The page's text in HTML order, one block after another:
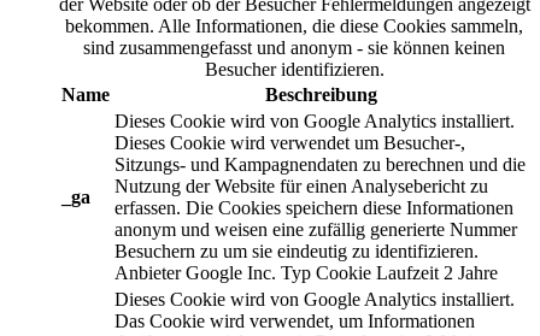
bekommen. Alle Informationen, die diese Cookies sammeln,
sind zusammengefasst und anonym - sie können keinen
Besucher identifizieren.
Name
Beschreibung
_ga
Dieses Cookie wird von Google Analytics installiert.
Dieses Cookie wird verwendet um Besucher-,
Sitzungs- und Kampagnendaten zu berechnen und die
Nutzung der Website für einen Analysebericht zu
erfassen. Die Cookies speichern diese Informationen
anonym und weisen eine zufällig generierte Nummer
Besuchern zu um sie eindeutig zu identifizieren.
Anbieter Google Inc. Typ Cookie Laufzeit 2 Jahre
Dieses Cookie wird von Google Analytics installiert.
Das Cookie wird verwendet, um Informationen